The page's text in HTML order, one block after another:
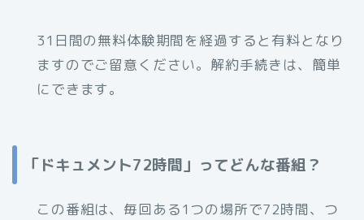
31日間の無料体験期間を経過すると有料となり
ますのでご留意ください。解約手続きは、簡単
にできます。
「ドキュメント72時間」ってどんな番組？
この番組は、毎回ある1つの場所で72時間、つ